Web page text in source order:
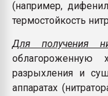
(например,
термостойкость
Для получения
облагороженную
разрыхления и
аппаратах